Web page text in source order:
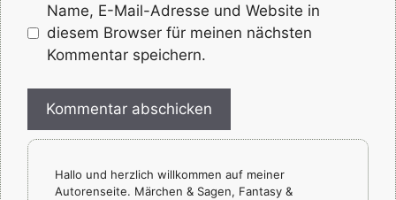
Name, E-Mail-Adresse und Website in
diesem Browser für meinen nächsten
Kommentar speichern.
Hallo und herzlich willkommen auf meiner
Autorenseite. Märchen & Sagen, Fantasy &